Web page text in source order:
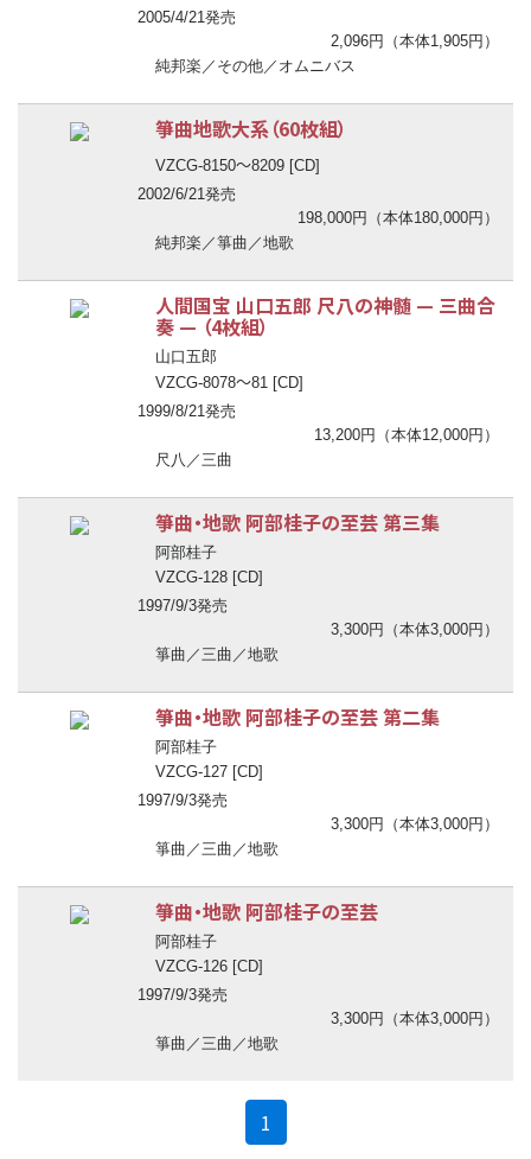
2005/4/21発売
2,096円（本体1,905円）
純邦楽／その他／オムニバス
箏曲地歌大系（60枚組）
VZCG-8150〜8209 [CD]
2002/6/21発売
198,000円（本体180,000円）
純邦楽／箏曲／地歌
人間国宝 山口五郎 尺八の神髄 — 三曲合
奏 — （4枚組）
山口五郎
VZCG-8078〜81 [CD]
1999/8/21発売
13,200円（本体12,000円）
尺八／三曲
箏曲・地歌 阿部桂子の至芸 第三集
阿部桂子
VZCG-128 [CD]
1997/9/3発売
3,300円（本体3,000円）
箏曲／三曲／地歌
箏曲・地歌 阿部桂子の至芸 第二集
阿部桂子
VZCG-127 [CD]
1997/9/3発売
3,300円（本体3,000円）
箏曲／三曲／地歌
箏曲・地歌 阿部桂子の至芸
阿部桂子
VZCG-126 [CD]
1997/9/3発売
3,300円（本体3,000円）
箏曲／三曲／地歌
1